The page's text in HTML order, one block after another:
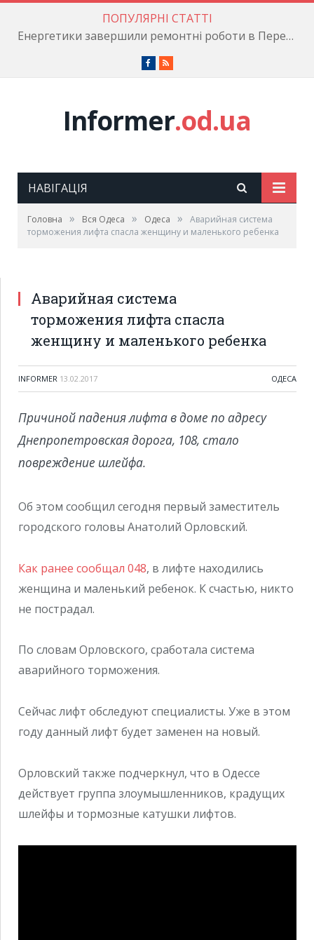
ПОПУЛЯРНІ СТАТТІ
Енергетики завершили ремонтні роботи в Пересипському районі
Facebook
RSS
Informer.od.ua
НАВІГАЦІЯ
Головна » Вся Одеса » Одеса »
Аварийная система
торможения лифта спасла женщину и маленького ребенка
Аварийная система
торможения лифта спасла
женщину и маленького ребенка
INFORMER 13.02.2017 ОДЕСА
Причиной падения лифта в доме по адресу
Днепропетровская дорога, 108, стало
повреждение шлейфа.
Об этом сообщил сегодня первый заместитель
городского головы Анатолий Орловский.
Как ранее сообщал 048, в лифте находились
женщина и маленький ребенок. К счастью, никто
не пострадал.
По словам Орловского, сработала система
аварийного торможения.
Сейчас лифт обследуют специалисты. Уже в этом
году данный лифт будет заменен на новый.
Орловский также подчеркнул, что в Одессе
действует группа злоумышленников, крадущих
шлейфы и тормозные катушки лифтов.